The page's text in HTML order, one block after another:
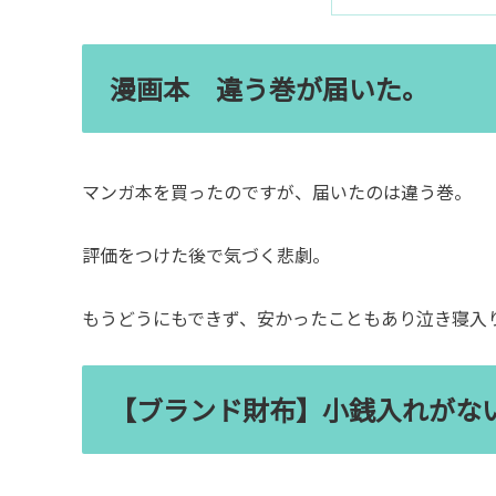
漫画本 違う巻が届いた。
マンガ本を買ったのですが、届いたのは違う巻。
評価をつけた後で気づく悲劇。
もうどうにもできず、安かったこともあり泣き寝入
【ブランド財布】小銭入れがな